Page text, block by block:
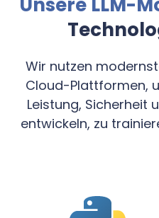
Wir nutzen
Cloud-Plattformen,
Leistung, Sicherheit
entwickeln, zu